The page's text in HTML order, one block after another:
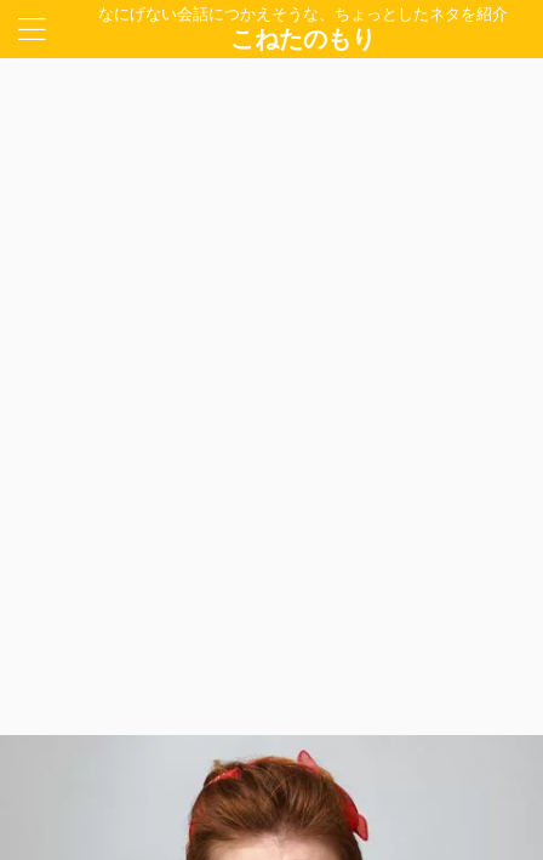
なにげない会話につかえそうな、ちょっとしたネタを紹介
こねたのもり